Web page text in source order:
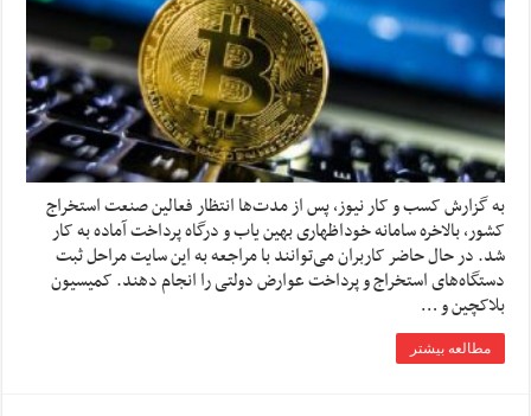
به گزارش کسب و کار نیوز، پس از مدت‌ها انتظار فعالین صنعت استخراج
کشور، بالاخره سامانه خوداظهاری بهین یاب و درگاه پرداخت آماده به کار
شد. در حال حاضر کاربران می‌توانند با مراجعه به این سایت مراحل ثبت
دستگاه‌های استخراج و پرداخت عوارض دولتی را انجام دهند. کمیسیون
بلاکچین و …
مطالعه بیشتر